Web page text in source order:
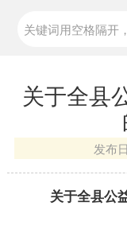
关于全县
发布
关于全县公